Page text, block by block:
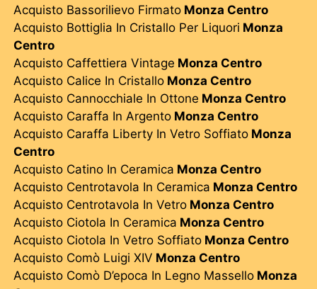
Acquisto Bassorilievo Firmato Monza Centro
Acquisto Bottiglia In Cristallo Per Liquori Monza
Centro
Acquisto Caffettiera Vintage Monza Centro
Acquisto Calice In Cristallo Monza Centro
Acquisto Cannocchiale In Ottone Monza Centro
Acquisto Caraffa In Argento Monza Centro
Acquisto Caraffa Liberty In Vetro Soffiato Monza
Centro
Acquisto Catino In Ceramica Monza Centro
Acquisto Centrotavola In Ceramica Monza Centro
Acquisto Centrotavola In Vetro Monza Centro
Acquisto Ciotola In Ceramica Monza Centro
Acquisto Ciotola In Vetro Soffiato Monza Centro
Acquisto Comò Luigi XIV Monza Centro
Acquisto Comò D’epoca In Legno Massello Monza